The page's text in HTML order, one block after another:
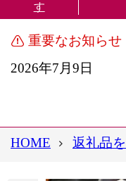
す
重要なお知らせ
2026年7月9日
HOME 返礼品